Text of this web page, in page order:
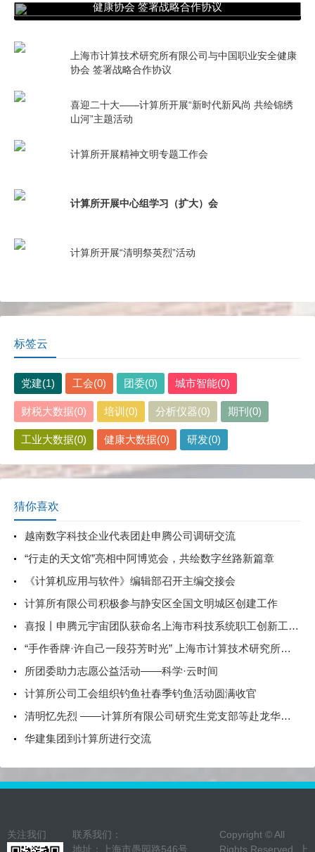
健康协会 签署战略合作协议
上海市计算技术研究所有限公司与中国职业安全健康
协会 签署战略合作协议
喜迎二十大——计算所开展“新时代新风尚 共绘锦绣
山河”主题活动
计算所开展精神文明专题工作会
计算所开展中心组学习（扩大）会
计算所开展“清明祭英烈”活动
标签云
党建(1) 工会(0) 团委(0) 城市智能(0)
财税大数据(0) 培训(0) 分析仪器(0) 期刊(0)
工业大数据(0) 健康大数据(0) 研发(0)
猜你喜欢
越南数字科技企业代表团赴申腾公司调研交流
“行走的天文馆”亮相中阿博览会，共绘数字丝路新篇章
《计算机应用与软件》编辑部召开主编交接会
计算所有限公司积极参与静安区全国文明城区创建工作
喜报丨申腾元宇宙团队获命名上海市科技系统职工创新工作室
“手作香牌·许自己一段芬芳时光” 上海市计算技术研究所有限公司开展主题活动庆祝三八妇女节
所团委助力志愿公益活动——科学·云时间
计算所公司工会组织钓鱼社春季钓鱼活动圆满收官
清明忆先烈 ——计算所有限公司研究生党支部等赴龙华烈士陵园祭扫
华建集团到计算所进行交流
关注我们
联系我们：
地址：上海市愚园路546号
Copyright © All
Rights Reserved. 上